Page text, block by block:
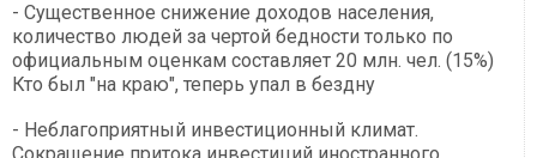
- Существенное снижение доходов населения,
количество людей за чертой бедности только по
официальным оценкам составляет 20 млн. чел. (15%)
Кто был "на краю", теперь упал в бездну
- Неблагоприятный инвестиционный климат.